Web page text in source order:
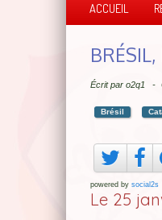
ACCUEIL
Écrit par o2q1
Brésil
powered by social2s
Le 25